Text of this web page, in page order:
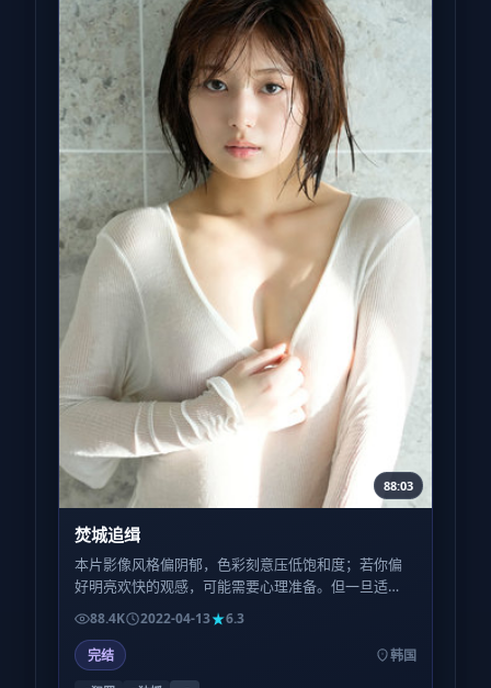
88:03
焚城追缉
本片影像风格偏阴郁，色彩刻意压低饱和度；若你偏
好明亮欢快的观感，可能需要心理准备。但一旦适
应，会发现这种「灰」正是角色心境的外化。
88.4K 2022-04-13
6.3
完结
韩国